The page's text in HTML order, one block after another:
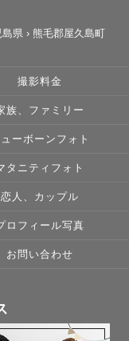
島県 › 熊毛郡屋久島町
撮影料金
族、ファミリー
ューボーンフォト
タニティフォト
恋人、カップル
ロフィール写真
お問い合わせ